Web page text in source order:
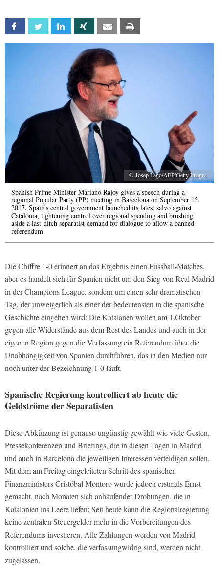
Facebook Twitter Linkedin Xing Email
© Josep Lago/AFP/Getty Images
Spanish Prime Minister Mariano Rajoy gives a speech during a
regional Popular Party (PP) meeting in Barcelona on September 15,
2017. Spain's central government launched its latest salvo against
Catalonia, tightening control over regional spending and brushing
aside a last-ditch separatist demand for dialogue to allow a banned
referendum
Die Chiffre 1-0 erinnert an das Ergebnis einen Fussball-Matches,
aber es handelt sich für Spanien nicht um den Sieg von Real Madrid
in der Champions League, sondern um einen sehr dramatischen
Tag, der unweigerlich als einer der bedeutensten in die spanische
Geschichte eingehen wird: Die Katalanen wollen am 1.Oktober
gegen alle Widerstände aus dem Rest des Landes und auch in der
eigenen Region gegen die Verfassung ein Referendum über die
Unabhängigkeit von Spanien durchführen, das in den Medien nur
noch unter der Bezeichnung 1-0 läuft.
Spanische Regierung kontrolliert ab heute die
Geldströme der Separatisten
Diese Abkürzung ist genauso ungünstig gewählt wie viele Gesten,
Pressekonferenzen und Briefings, die in diesen Tagen in Madrid
und auch in Barcelona die jeweiligen Interessen verteidigen sollen.
Mit dem am Freitag eingeleiteten Schritt des spanischen
Finanzministers Cristóbal Montoro wurde jedoch erstmals Ernst
gemacht, nach Monaten sich anhäufender Drohungen, die in
Katalonien ins Leere liefen: Seit heute kann die Regionalregierung
keine zentralen Steuergelder mehr in die Vorbereitungen des
Referendums investieren. Alle Zahlungen werden von Madrid
kontrolliert und solche, die verfassungwidrig sind, werden nicht
zugelassen.